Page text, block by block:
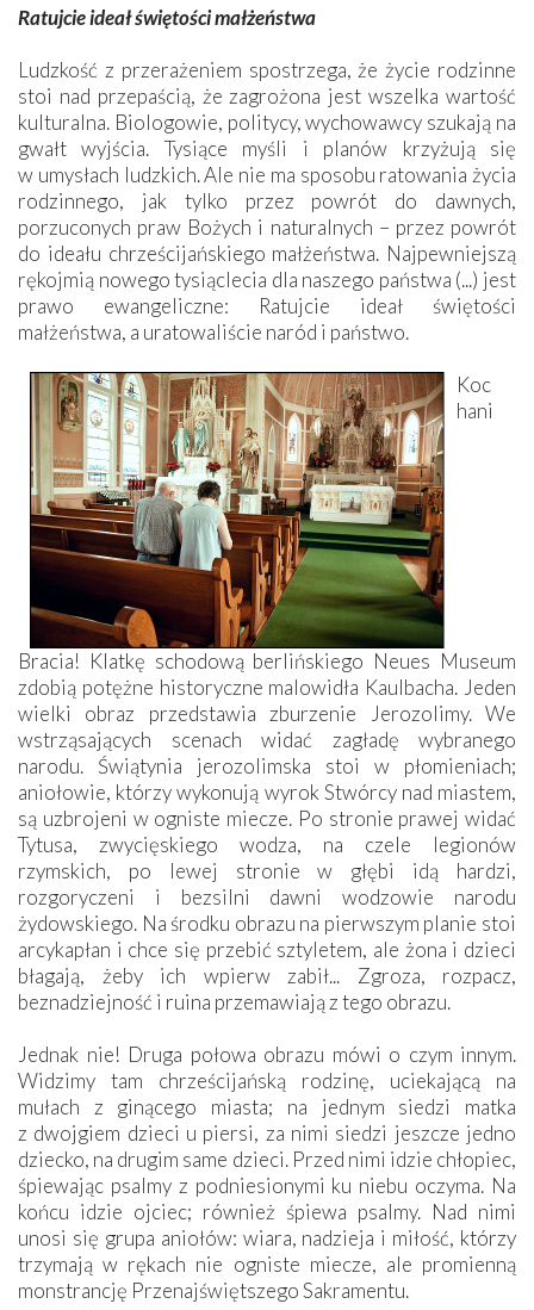
Ratujcie ideał świętości małżeństwa
Ludzkość z przerażeniem spostrzega, że życie rodzinne
stoi nad przepaścią, że zagrożona jest wszelka wartość
kulturalna. Biologowie, politycy, wychowawcy szukają na
gwałt wyjścia. Tysiące myśli i planów krzyżują się
w umysłach ludzkich. Ale nie ma sposobu ratowania życia
rodzinnego, jak tylko przez powrót do dawnych,
porzuconych praw Bożych i naturalnych – przez powrót
do ideału chrześcijańskiego małżeństwa. Najpewniejszą
rękojmią nowego tysiąclecia dla naszego państwa (...) jest
prawo ewangeliczne: Ratujcie ideał świętości
małżeństwa, a uratowaliście naród i państwo.
Koc
hani
Bracia! Klatkę schodową berlińskiego Neues Museum
zdobią potężne historyczne malowidła Kaulbacha. Jeden
wielki obraz przedstawia zburzenie Jerozolimy. We
wstrząsających scenach widać zagładę wybranego
narodu. Świątynia jerozolimska stoi w płomieniach;
aniołowie, którzy wykonują wyrok Stwórcy nad miastem,
są uzbrojeni w ogniste miecze. Po stronie prawej widać
Tytusa, zwycięskiego wodza, na czele legionów
rzymskich, po lewej stronie w głębi idą hardzi,
rozgoryczeni i bezsilni dawni wodzowie narodu
żydowskiego. Na środku obrazu na pierwszym planie stoi
arcykapłan i chce się przebić sztyletem, ale żona i dzieci
błagają, żeby ich wpierw zabił... Zgroza, rozpacz,
beznadziejność i ruina przemawiają z tego obrazu.
Jednak nie! Druga połowa obrazu mówi o czym innym.
Widzimy tam chrześcijańską rodzinę, uciekającą na
mułach z ginącego miasta; na jednym siedzi matka
z dwojgiem dzieci u piersi, za nimi siedzi jeszcze jedno
dziecko, na drugim same dzieci. Przed nimi idzie chłopiec,
śpiewając psalmy z podniesionymi ku niebu oczyma. Na
końcu idzie ojciec; również śpiewa psalmy. Nad nimi
unosi się grupa aniołów: wiara, nadzieja i miłość, którzy
trzymają w rękach nie ogniste miecze, ale promienną
monstrancję Przenajświętszego Sakramentu.